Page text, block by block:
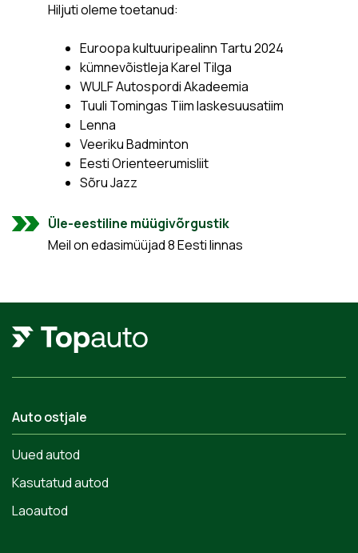
Hiljuti oleme toetanud:
Euroopa kultuuripealinn Tartu 2024
kümnevõistleja Karel Tilga
WULF Autospordi Akadeemia
Tuuli Tomingas Tiim laskesuusatiim
Lenna
Veeriku Badminton
Eesti Orienteerumisliit
Sõru Jazz
Üle-eestiline müügivõrgustik
Meil on edasimüüjad 8 Eesti linnas
Auto ostjale
Uued autod
Kasutatud autod
Laoautod